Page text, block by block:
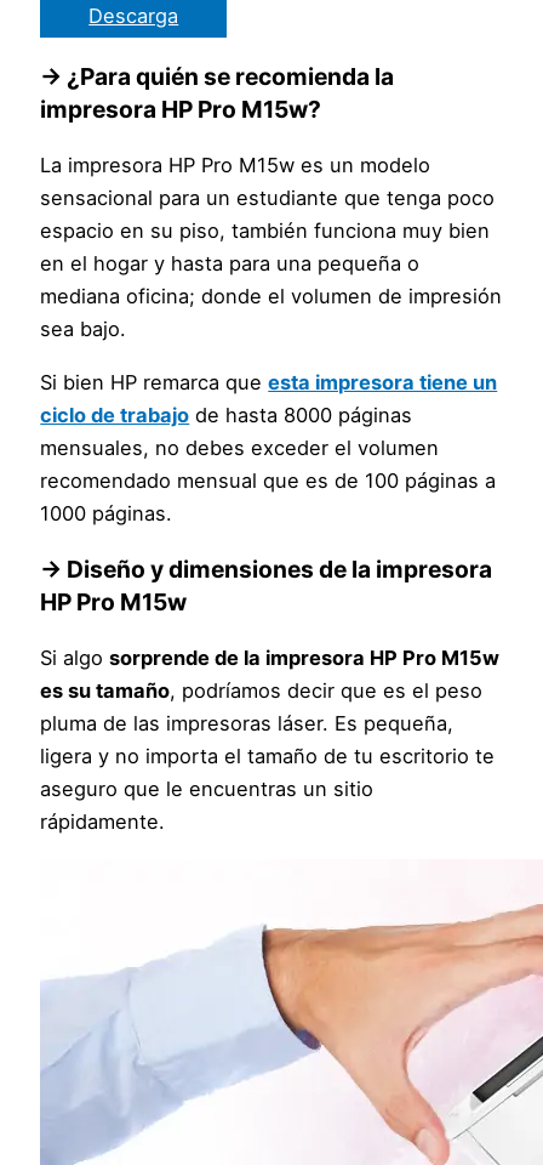
Descarga
→ ¿Para quién se recomienda la
impresora HP Pro M15w?
La impresora HP Pro M15w es un modelo
sensacional para un estudiante que tenga poco
espacio en su piso, también funciona muy bien
en el hogar y hasta para una pequeña o
mediana oficina; donde el volumen de impresión
sea bajo.
Si bien HP remarca queesta impresora tiene un
ciclo de trabajo de hasta 8000 páginas
mensuales, no debes exceder el volumen
recomendado mensual que es de 100 páginas a
1000 páginas.
→ Diseño y dimensiones de la impresora
HP Pro M15w
Si algosorprende de la impresora HP Pro M15w
es su tamaño, podríamos decir que es el peso
pluma de las impresoras láser. Es pequeña,
ligera y no importa el tamaño de tu escritorio te
aseguro que le encuentras un sitio
rápidamente.